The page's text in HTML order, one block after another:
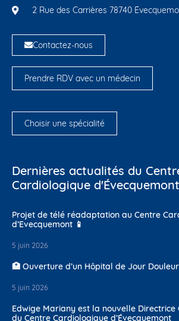
2 Rue des Carrières 78740
Contactez-nous
Prendre RDV avec un médecin
Choisir une spécialité
Dernières actualités du
Cardiologique d'Évecquemont
Projet de télé réadaptation au Centre
d’Evecquemont 📱
5 juin 2026
🏥 Ouverture d’un Hôpital de Jour
5 juin 2026
Edwige Mariany est la nouvelle Directrice
du Centre Cardiologique d’Évecquemont